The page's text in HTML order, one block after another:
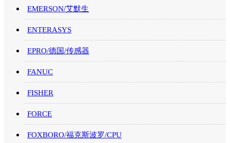
EMERSON/艾默生
ENTERASYS
EPRO/德国/传感器
FANUC
FISHER
FORCE
FOXBORO/福克斯波罗/CPU